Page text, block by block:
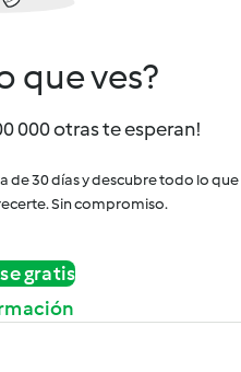
que ves?
000 otras te esperan!
de 30 días y descubre todo lo que
Sin compromiso.
gratis